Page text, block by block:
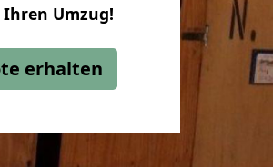
Umzug!
erhalten